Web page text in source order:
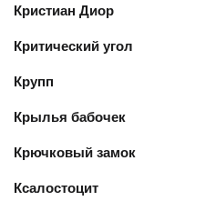
Кристиан Диор
Критический угол
Крупп
Крылья бабочек
Крючковый замок
Ксалостоцит